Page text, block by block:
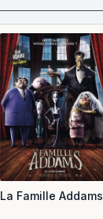
La Famille Addams